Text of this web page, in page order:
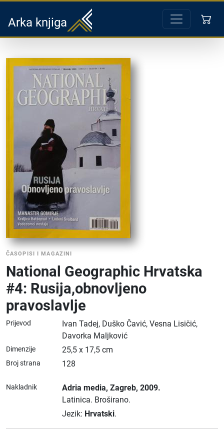
Arka knjiga
ČASOPISI I MAGAZINI
National Geographic Hrvatska
#4: Rusija,obnovljeno
pravoslavlje
Prijevod
Ivan Tadej, Duško Čavić, Vesna Lisičić,
Davorka Maljković
Dimenzije 25,5 x 17,5 cm
Broj strana 128
Nakladnik Adria media, Zagreb, 2009.
Latinica. Broširano.
Jezik: Hrvatski.